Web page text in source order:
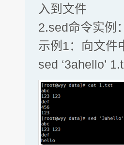
入到文件
2.sed命令实例
示例1：向文件
sed ‘3ahello’